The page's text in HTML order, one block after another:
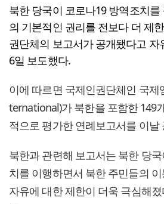
북한 당국이 코로나19 방역조치
의 기본적인 권리를 전보다 더 제
권단체의 보고서가 공개됐다고 자
6일 보도했다.
이에 따르면 국제인권단체인 국
ternational)가 북한을 포함한 149
적으로 평가한 연례보고서를 이날
북한과 관련해 보고서는 북한 당
치를 이행하면서 북한 주민들의
자유에 대한 제한이 더욱 극심해